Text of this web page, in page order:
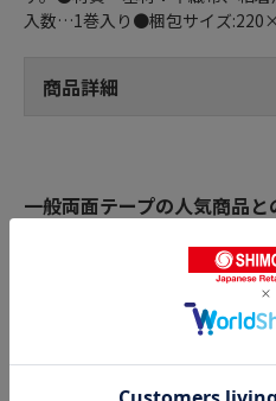
入数…1巻入り●梱包サイズ
商品詳細
一般両面テープの人気商品と